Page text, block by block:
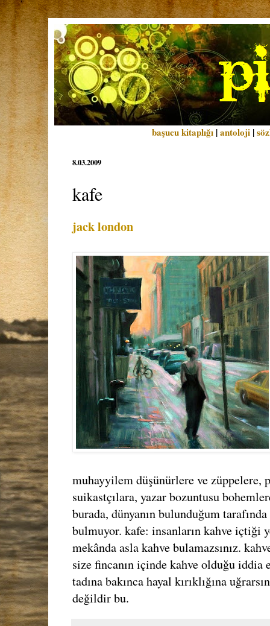
başucu kitaplığı |antoloji |
8.03.2009
kafe
jack london
muhayyilem düşünürlere ve züppelere,
suikastçılara, yazar bozuntusu
burada, dünyanın bulunduğum
bulmuyor. kafe: insanların kahve içtiği
mekânda asla kahve bulamazsınız.
size fincanın içinde kahve olduğu
tadına bakınca hayal kırıklığına
değildir bu.